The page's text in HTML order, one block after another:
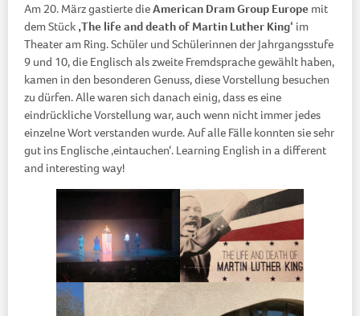
Am 20. März gastierte dieAmerican Dram Group Europe mit
dem Stück ‚The life and death of Martin Luther King‘ im
Theater am Ring. Schüler und Schülerinnen der Jahrgangsstufe
9 und 10, die Englisch als zweite Fremdsprache gewählt haben,
kamen in den besonderen Genuss, diese Vorstellung besuchen
zu dürfen. Alle waren sich danach einig, dass es eine
eindrückliche Vorstellung war, auch wenn nicht immer jedes
einzelne Wort verstanden wurde. Auf alle Fälle konnten sie sehr
gut ins Englische ‚eintauchen‘. Learning English in a different
and interesting way!